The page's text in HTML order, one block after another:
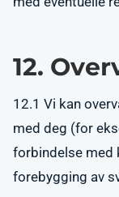
12.
12.1 Vi kan
med deg (for
forbindelse med
forebygging av